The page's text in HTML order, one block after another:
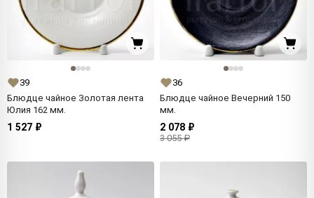
39
Блюдце чайное Золотая лента
Юлия 162 мм.
1 527 ₽
36
Блюдце чайное Вечерний 150
мм.
2 078 ₽
3 055 ₽